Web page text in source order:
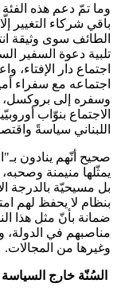
وما تمّ دعم هذه
باقي شركاء التغيير
الطائف سوى وثيقة
تلبية دعوة السفير
اجتماع دار الإفتاء،
اجتماعه مع سفراء
وسفره إلى بروكسل،
الاجتماع بنوّاب
اللبناني سياسةً
صحيح أنّهم ينادون
يمثّلها منيمنة
بل مسيحيّة بالدرجة
بنظام لا يحفظ لهم
ضمانة بأنّ مثل هذا
مناصبهم في الدولة،
وغيرها من المجالات.
السُنّة خارج السياسة